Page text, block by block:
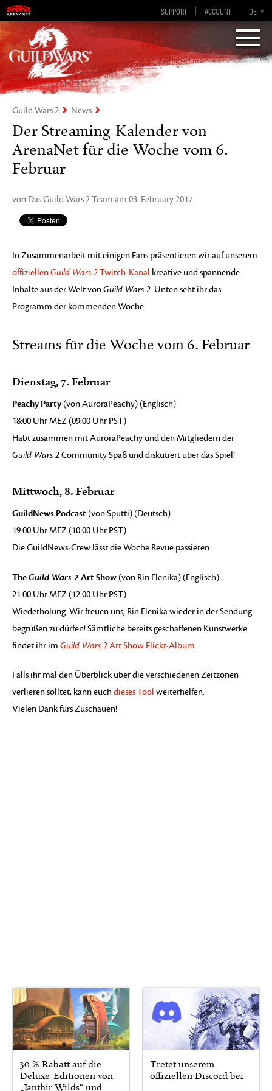
SUPPORT ACCOUNT DE
EN
ES
FR
EN-GB
„Visions of Eternity„
Guild Wars 2
Guild Wars 2 News
Der Streaming-Kalender von
ArenaNet für die Woche vom 6.
Februar
von Das Guild Wars 2 Team am 03. February 2017
In Zusammenarbeit mit einigen Fans präsentieren wir auf unserem
offiziellenGuild Wars 2Twitch-Kanal kreative und spannende
Inhalte aus der Welt vonGuild Wars 2. Unten seht ihr das
Programm der kommenden Woche.
Streams für die Woche vom 6. Februar
Dienstag, 7. Februar
Peachy Party (von AuroraPeachy) (Englisch)
18:00 Uhr MEZ (09:00 Uhr PST)
Habt zusammen mit AuroraPeachy und den Mitgliedern der
Guild Wars 2Community Spaß und diskutiert über das Spiel!
Mittwoch, 8. Februar
GuildNews Podcast (von Sputti) (Deutsch)
19:00 Uhr MEZ (10:00 Uhr PST)
Die GuildNews-Crew lässt die Woche Revue passieren.
TheGuild Wars 2 Art Show (von Rin Elenika) (Englisch)
21:00 Uhr MEZ (12:00 Uhr PST)
Wiederholung: Wir freuen uns, Rin Elenika wieder in der Sendung
begrüßen zu dürfen! Sämtliche bereits geschaffenen Kunstwerke
findet ihr im Guild Wars 2Art Show Flickr-Album.
Falls ihr mal den Überblick über die verschiedenen Zeitzonen
verlieren solltet, kann euchdieses Tool weiterhelfen.
Vielen Dank fürs Zuschauen!
30 % Rabatt auf die
Deluxe-Editionen von
„Janthir Wilds“ und
Tretet unserem
offiziellen Discord bei